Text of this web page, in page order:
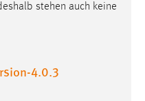
stehen auch keine
4.0.3